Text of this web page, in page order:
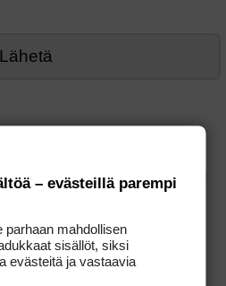
– evästeillä parempi
parhaan mahdollisen
sisällöt, siksi
evästeitä ja vastaavia